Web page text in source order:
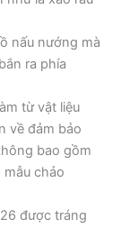
nấu nướng mà
ra phía
từ vật liệu
về đảm bảo
bao gồm
chảo
được tráng